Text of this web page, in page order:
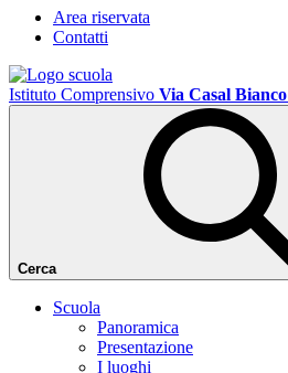
Area riservata
Contatti
Istituto Comprensivo Via Casal Bianco
Cerca
Scuola
Panoramica
Presentazione
I luoghi